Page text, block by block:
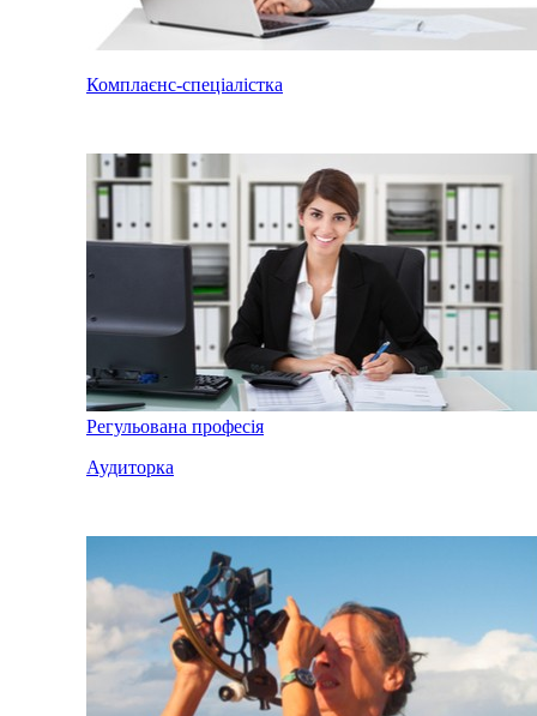
Комплаєнс-спеціалістка
Регульована професія
Аудиторка